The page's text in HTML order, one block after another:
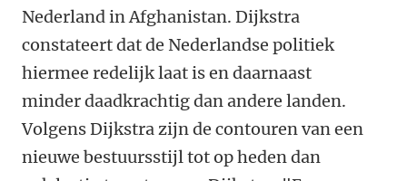
Nederland in Afghanistan. Dijkstra
constateert dat de Nederlandse politiek
hiermee redelijk laat is en daarnaast
minder daadkrachtig dan andere landen.
Volgens Dijkstra zijn de contouren van een
nieuwe bestuursstijl tot op heden dan